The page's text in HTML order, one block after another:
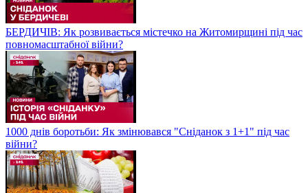
БЕРДИЧІВ: Як розвивається містечко на Житомирщині під час
повномасштабної війни?
1000 днів боротьби: Як змінювався "Сніданок з 1+1" під час
війни?